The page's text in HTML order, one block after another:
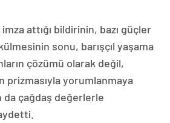
attığı bildirinin, bazı güçler
sonu, barışçıl yaşama
çözümü olarak değil,
prizmasıyla yorumlanmaya
da çağdaş değerlerle